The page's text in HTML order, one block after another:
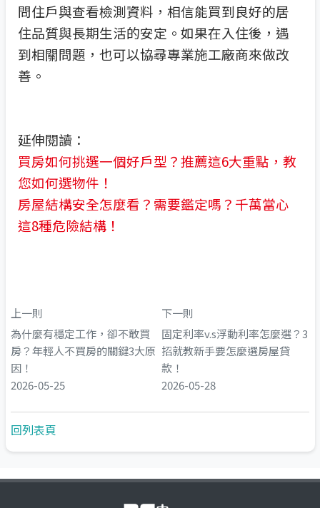
問住戶與查看檢測資料，相信能買到良好的居
住品質與長期生活的安定。如果在入住後，遇
到相關問題，也可以協尋專業施工廠商來做改
善。
延伸閱讀：
買房如何挑選一個好戶型？推薦這6大重點，教
您如何選物件！
房屋結構安全怎麼看？需要鑑定嗎？千萬當心
這8種危險結構！
上一則
為什麼有穩定工作，卻不敢買
房？年輕人不買房的關鍵3大原
因！
2026-05-25
下一則
固定利率v.s浮動利率怎麼選？3
招就教新手要怎麼選房屋貸
款！
2026-05-28
回列表頁